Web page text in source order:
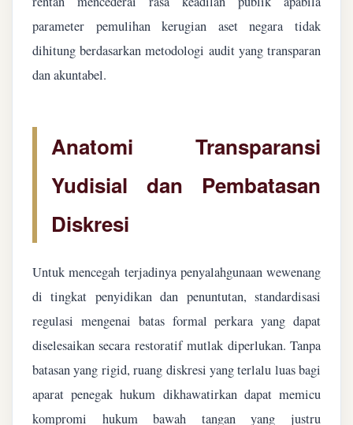
parameter pemulihan kerugian aset negara tidak
dihitung berdasarkan metodologi audit yang transparan
dan akuntabel.
Anatomi Transparansi
Yudisial dan Pembatasan
Diskresi
Untuk mencegah terjadinya penyalahgunaan wewenang
di tingkat penyidikan dan penuntutan, standardisasi
regulasi mengenai batas formal perkara yang dapat
diselesaikan secara restoratif mutlak diperlukan. Tanpa
batasan yang rigid, ruang diskresi yang terlalu luas bagi
aparat penegak hukum dikhawatirkan dapat memicu
kompromi hukum bawah tangan yang justru